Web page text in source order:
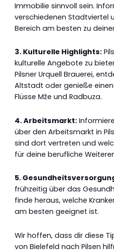
Immobilie sinnvoll sein.
verschiedenen Stadtviertel
Bereich am besten zu
3. Kulturelle Highlights:
kulturelle Angebote zu
Pilsner Urquell Brauerei,
Altstadt oder genieße
Flüsse Mže und Radbuza.
4. Arbeitsmarkt:
über den Arbeitsmarkt in
sind dort vertreten und
für deine berufliche
5.
frühzeitig über das
finde heraus, welche
am besten geeignet ist.
Wir hoffen, dass dir diese
von Bielefeld nach Pilsen